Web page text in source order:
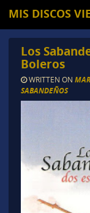
MIS DISCOS
Los
Boleros
WRITTEN ON
SABANDEÑOS